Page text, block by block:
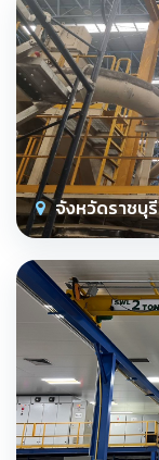
จังหวัดราชบุรี